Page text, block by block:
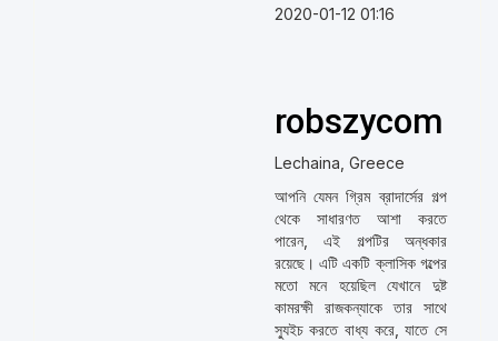
2020-01-12 01:16
robszycom
Lechaina, Greece
আপনি যেমন গ্রিম ব্রাদার্সের গল্প
থেকে সাধারণত আশা করতে
পারেন, এই গল্পটির অন্ধকার
রয়েছে। এটি একটি ক্লাসিক গল্পের
মতো মনে হয়েছিল যেখানে দুষ্ট
কামরক্ষী রাজকন্যাকে তার সাথে
স্যুইচ করতে বাধ্য করে, যাতে সে